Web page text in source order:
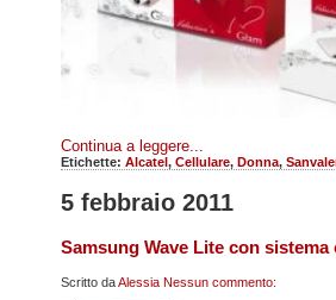
Continua a leggere...
Etichette: Alcatel , Cellulare, Donna,
5 febbraio 2011
Samsung Wave Lite con
Scritto daAlessia Nessun commento: